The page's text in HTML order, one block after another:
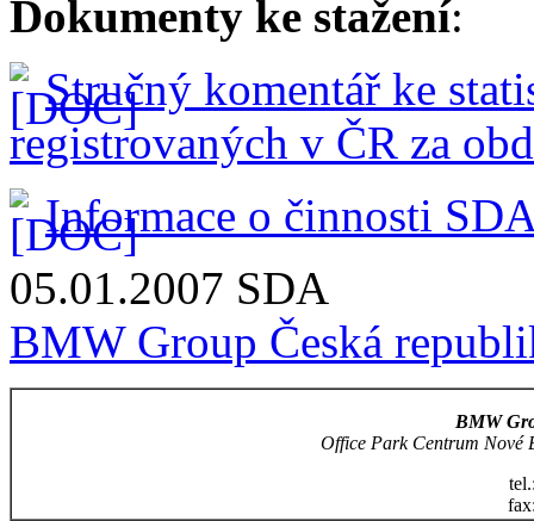
Dokumenty ke stažení:
Stručný komentář ke
registrovaných v ČR za
Informace o činnosti
05.01.2007 SDA
BMW Group Česká
BMW
Office Park Centrum Nové